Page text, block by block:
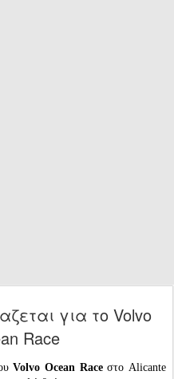
για το Volvo
Race
Volvo Ocean Raceστο Alicante